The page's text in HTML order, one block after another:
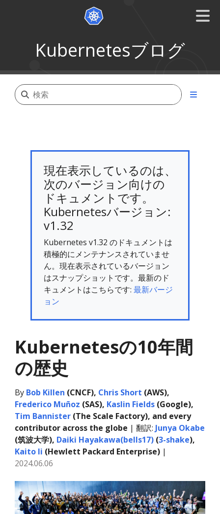
Kubernetesブログ
現在表示しているのは、
次のバージョン向けの
ドキュメントです。
Kubernetesバージョン:
v1.32
Kubernetes v1.32 のドキュメントは
積極的にメンテナンスされていませ
ん。現在表示されているバージョン
はスナップショットです。最新のド
キュメントはこちらです: 最新バージ
ョン
Kubernetesの10年間
の歴史
By Bob Killen (CNCF), Chris Short (AWS),
Frederico Muñoz (SAS), Kaslin Fields (Google),
Tim Bannister (The Scale Factory), and every
contributor across the globe | 翻訳: Junya Okabe
(筑波大学), Daiki Hayakawa(bells17) (3-shake),
Kaito Ii (Hewlett Packard Enterprise) |
2024.06.06